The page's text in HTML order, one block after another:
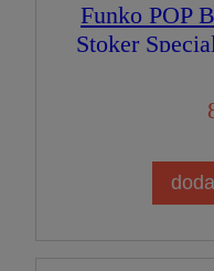
Funko POP
Stoker